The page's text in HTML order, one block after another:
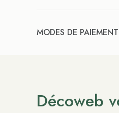
MODES DE PAIEMENT
Décoweb